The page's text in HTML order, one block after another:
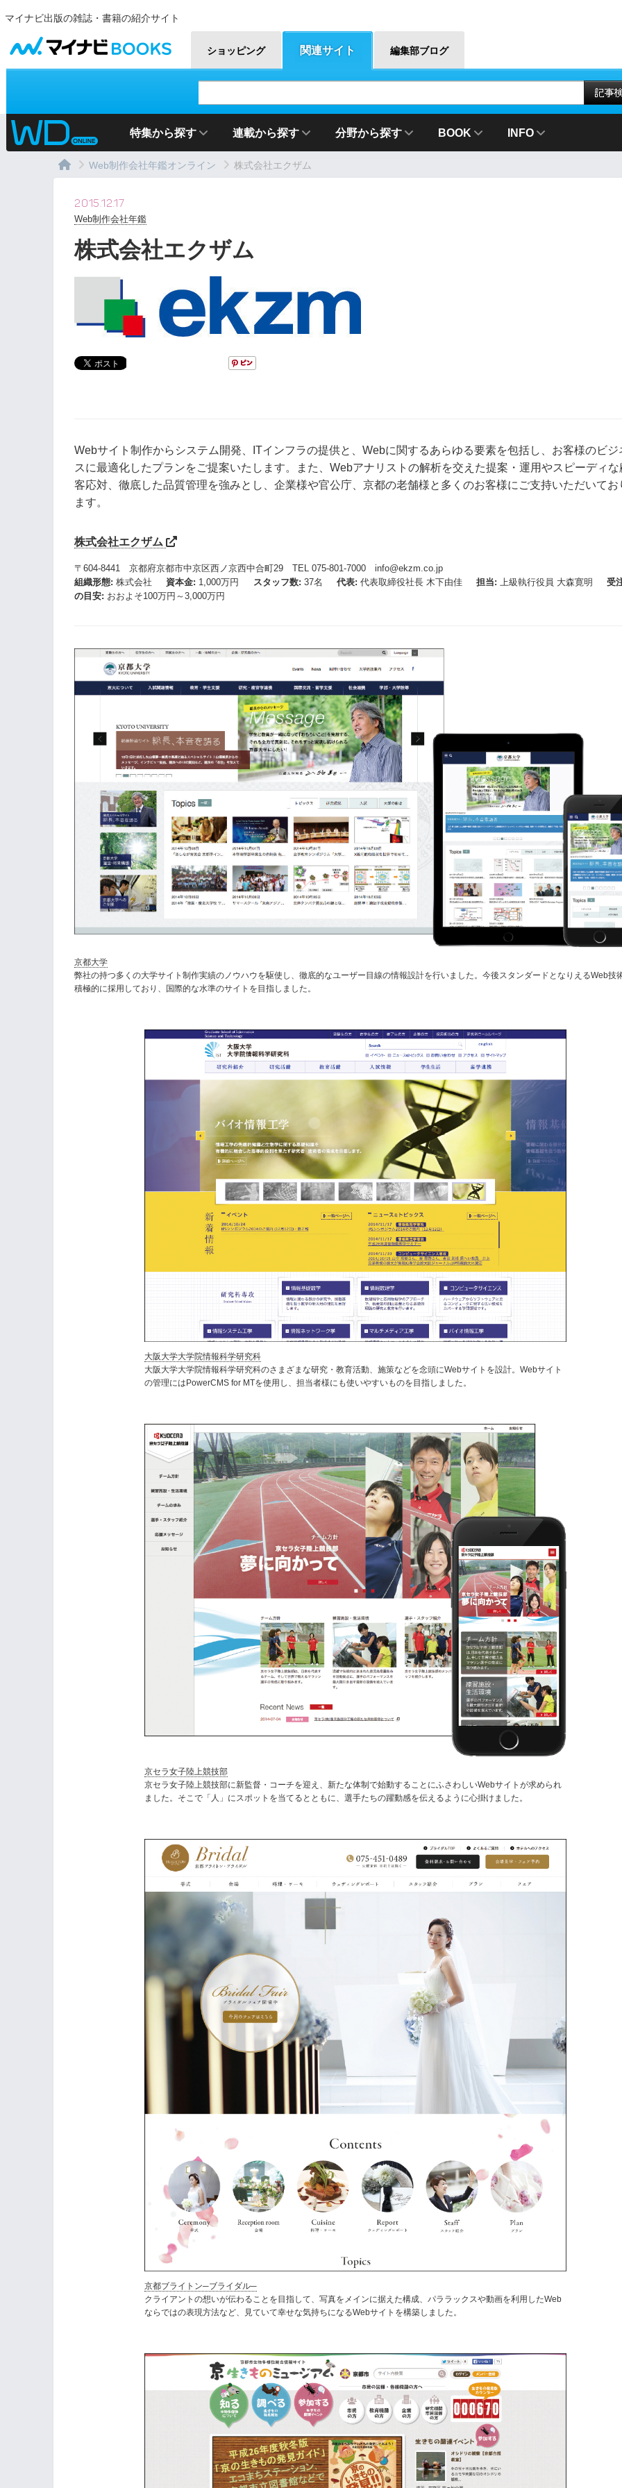
マイナビ出版の雑誌・書籍の紹介サイト
マイナビBOOKS
ショッピング 関連サイト 編集部ブログ
特集から探す 連載から探す 分野から探す BOOK INFO
Web制作会社年鑑オンライン 株式会社エクザム
2015.12.17
Web制作会社年鑑
株式会社エクザム
Webサイト制作からシステム開発、ITインフラの提供と、Webに関するあらゆる要素を包括し、お客様のビジ
スに最適化したプランをご提案いたします。また、Webアナリストの解析を交えた提案・運用やスピーディな
客応対、徹底した品質管理を強みとし、企業様や官公庁、京都の老舗様と多くのお客様にご支持いただいてお
ます。
株式会社エクザム
〒604-8441 京都府京都市中京区西ノ京西中合町29 TEL 075-801-7000 info@ekzm.co.jp
組織形態 株式会社 資本金 1,000万円 スタッフ数 37名 代表 代表取締役社長 木下由佳 担当 上級執行役員 大森寛明
受
の目安 おおよそ100万円～3,000万円
京都大学
弊社の持つ多くの大学サイト制作実績のノウハウを駆使し、徹底的なユーザー目線の情報設計を行いました。今後スタンダードとなりえるWeb技
積極的に採用しており、国際的な水準のサイトを目指しました。
大阪大学大学院情報科学研究科
大阪大学大学院情報科学研究科のさまざまな研究・教育活動、施策などを念頭にWebサイトを設計。Webサイト
の管理にはPowerCMS for MTを使用し、担当者様にも使いやすいものを目指しました。
京セラ女子陸上競技部
京セラ女子陸上競技部に新監督・コーチを迎え、新たな体制で始動することにふさわしいWebサイトが求められ
ました。そこで「人」にスポットを当てるとともに、選手たちの躍動感を伝えるように心掛けました。
京都ブライトン─ブライダル─
クライアントの想いが伝わることを目指して、写真をメインに据えた構成、パララックスや動画を利用したWeb
ならではの表現方法など、見ていて幸せな気持ちになるWebサイトを構築しました。